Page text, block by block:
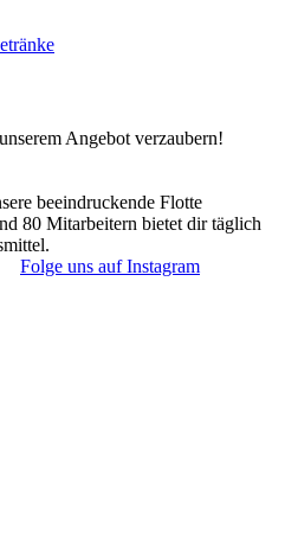
Angebot verzaubern!
beeindruckende Flotte
80 Mitarbeitern bietet dir täglich
Folge uns auf Instagram